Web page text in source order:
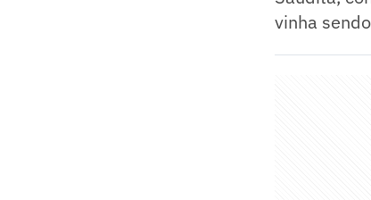
vinha